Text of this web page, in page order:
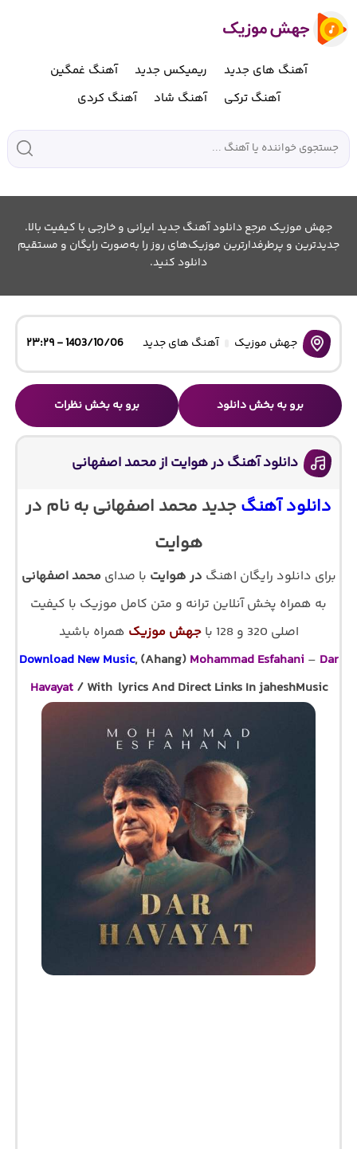
آهنگ های جدید ریمیکس جدید
آهنگ غمگین
آهنگ ترکی
آهنگ شاد آهنگ کردی
جهش موزیک مرجع دانلود آهنگ جدید ایرانی و خارجی با کیفیت بالا.
جدیدترین و پرطرفدارترین موزیک‌های روز را به‌صورت رایگان و مستقیم
دانلود کنید.
جهش موزیک آهنگ های جدید 1403/10/06 - ۲۳:۲۹
برو به بخش دانلود برو به بخش نظرات
دانلود آهنگ در هوایت از محمد اصفهانی
دانلود آهنگجدید محمد اصفهانی به نام در
هوایت
برای دانلود رایگان اهنگ در هوایت با صدایمحمد اصفهانی
به همراه پخش آنلاین ترانه و متن کامل موزیک با کیفیت
اصلی 320 و 128 با
جهش موزیک همراه باشید
Download New Music, (Ahang) Mohammad Esfahani – Dar
Havayat/ With lyrics And Direct Links In jaheshMusic